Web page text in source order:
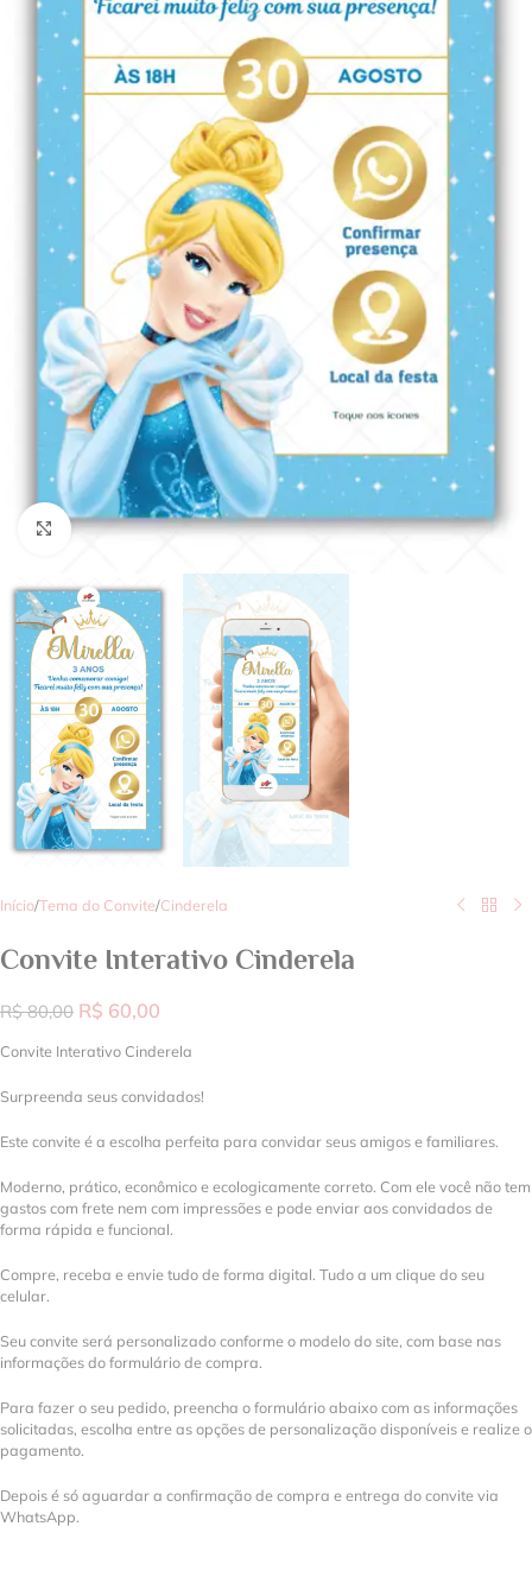
Clique para ampliar
Início/Tema do Convite/Cinderela
Convite Interativo Cinderela
R$80,00 R$ 60,00
Convite Interativo Cinderela
Surpreenda seus convidados!
Este convite é a escolha perfeita para convidar seus amigos e familiares.
Moderno, prático, econômico e ecologicamente correto. Com ele você não tem
gastos com frete nem com impressões e pode enviar aos convidados de
forma rápida e funcional.
Compre, receba e envie tudo de forma digital. Tudo a um clique do seu
celular.
Seu convite será personalizado conforme o modelo do site, com base nas
informações do formulário de compra.
Para fazer o seu pedido, preencha o formulário abaixo com as informações
solicitadas, escolha entre as opções de personalização disponíveis e realize o
pagamento.
Depois é só aguardar a confirmação de compra e entrega do convite via
WhatsApp.